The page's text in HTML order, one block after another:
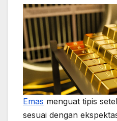
Emas menguat tipis
sesuai dengan